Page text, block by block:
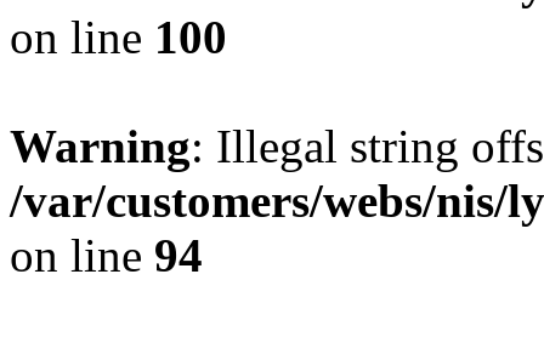
on line 100
Warning: Illegal string
/var/customers/webs/
on line 94